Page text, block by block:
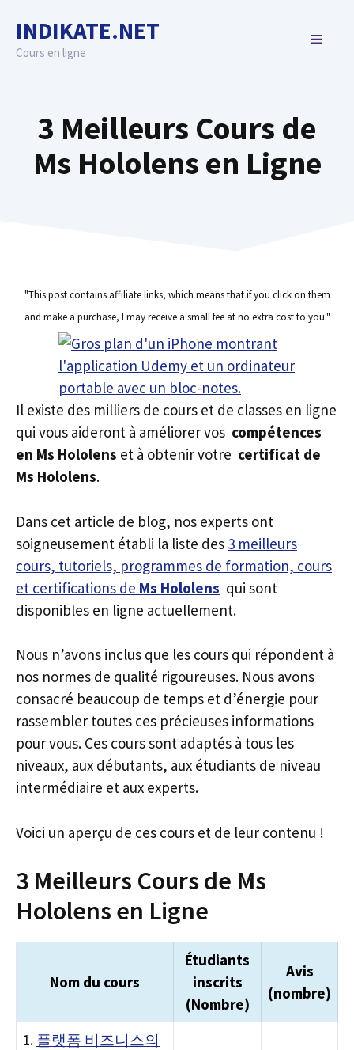
content
INDIKATE.NET
Cours en ligne
MENU
3 Meilleurs Cours de
Ms Hololens en Ligne
"This post contains affiliate links, which means that if you click on them
and make a purchase, I may receive a small fee at no extra cost to you."
Il existe des milliers de cours et de classes en ligne
qui vous aideront à améliorer vos compétences
en Ms Hololens et à obtenir votre certificat de
Ms Hololens.
Dans cet article de blog, nos experts ont
soigneusement établi la liste des 3 meilleurs
cours, tutoriels, programmes de formation, cours
et certifications de Ms Hololens qui sont
disponibles en ligne actuellement.
Nous n’avons inclus que les cours qui répondent à
nos normes de qualité rigoureuses. Nous avons
consacré beaucoup de temps et d’énergie pour
rassembler toutes ces précieuses informations
pour vous. Ces cours sont adaptés à tous les
niveaux, aux débutants, aux étudiants de niveau
intermédiaire et aux experts.
Voici un aperçu de ces cours et de leur contenu !
3 Meilleurs Cours de Ms
Hololens en Ligne
Nom du cours
Étudiants
inscrits
(Nombre)
Avis
(nombre)
1. 플랫폼 비즈니스의